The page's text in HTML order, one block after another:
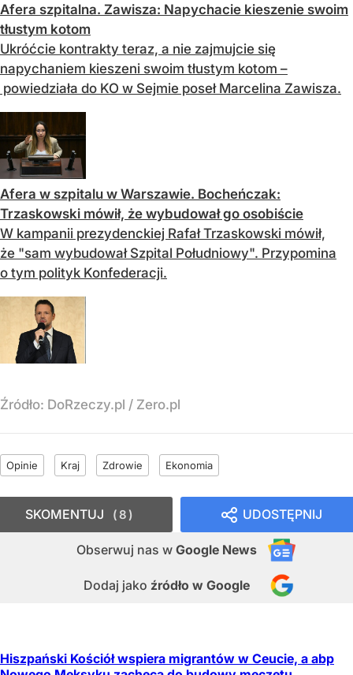
Afera szpitalna. Zawisza: Napychacie kieszenie swoim
tłustym kotom
Ukróćcie kontrakty teraz, a nie zajmujcie się
napychaniem kieszeni swoim tłustym kotom –
powiedziała do KO w Sejmie poseł Marcelina Zawisza.
Afera w szpitalu w Warszawie. Bocheńczak:
Trzaskowski mówił, że wybudował go osobiście
W kampanii prezydenckiej Rafał Trzaskowski mówił,
że "sam wybudował Szpital Południowy". Przypomina
o tym polityk Konfederacji.
Źródło: DoRzeczy.pl / Zero.pl
Opinie Kraj Zdrowie Ekonomia
UDOSTĘPNIJ
Obserwuj nas w Google News
Dodaj jako źródło w Google
SKOMENTUJ 8
Hiszpański Kościół wspiera migrantów w Ceucie, a abp